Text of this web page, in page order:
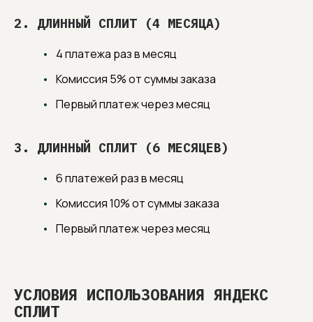
2. ДЛИННЫЙ СПЛИТ (4 МЕСЯЦА)
4 платежа раз в месяц
Комиссия 5% от суммы заказа
Первый платеж через месяц
3. ДЛИННЫЙ СПЛИТ (6 МЕСЯЦЕВ)
6 платежей раз в месяц
Комиссия 10% от суммы заказа
Первый платеж через месяц
УСЛОВИЯ ИСПОЛЬЗОВАНИЯ ЯНДЕКС
СПЛИТ
Нажимая «Подписаться», вы соглашаетесь на
Узнавайте первыми про новинки в наших
специальные предложения.